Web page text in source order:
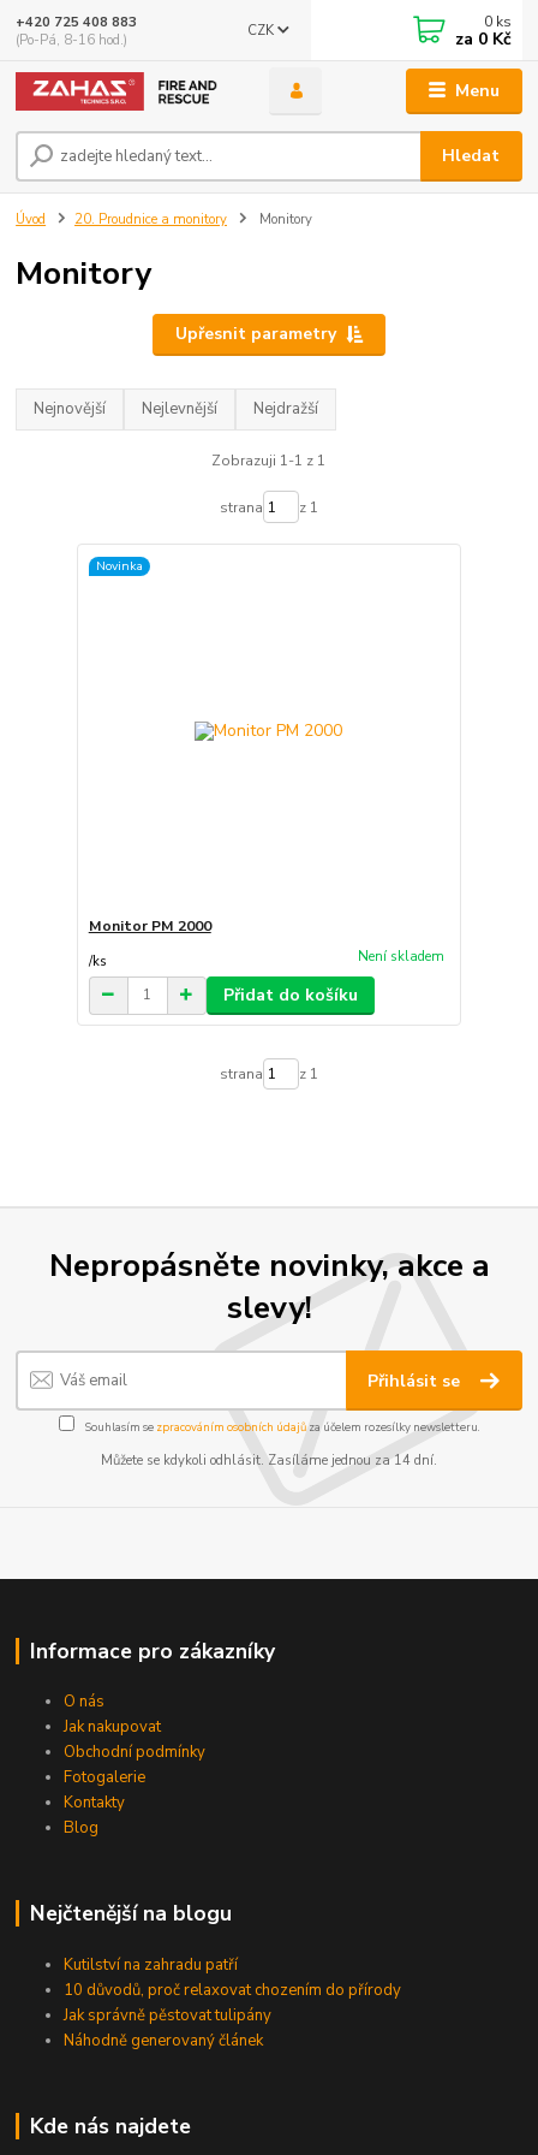
Menu
CZK
Hledat
+420 725 408 883
(Po-Pá, 8-16 hod.)
0 ks
za 0 Kč
Úvod 20. Proudnice a monitory Monitory
Monitory
Upřesnit parametry
Nejnovější Nejlevnější Nejdražší
Zobrazuji 1-1 z 1
strana z 1
Novinka
Monitor PM 2000
/ks Není skladem
Přidat do košíku
strana z 1
Nepropásněte novinky, akce a
slevy!
Přihlásit se
Souhlasím se zpracováním osobních údajůza účelem rozesílky newsletteru.
Můžete se kdykoli odhlásit. Zasíláme jednou za 14 dní.
Informace pro zákazníky
O nás
Jak nakupovat
Obchodní podmínky
Fotogalerie
Kontakty
Blog
Nejčtenější na blogu
Kutilství na zahradu patří
10 důvodů, proč relaxovat chozením do přírody
Jak správně pěstovat tulipány
Náhodně generovaný článek
Kde nás najdete